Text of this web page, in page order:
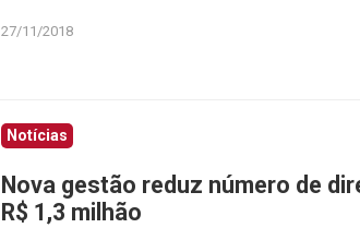
27/11/2018
Notícias
Nova gestão reduz número de
R$ 1,3 milhão